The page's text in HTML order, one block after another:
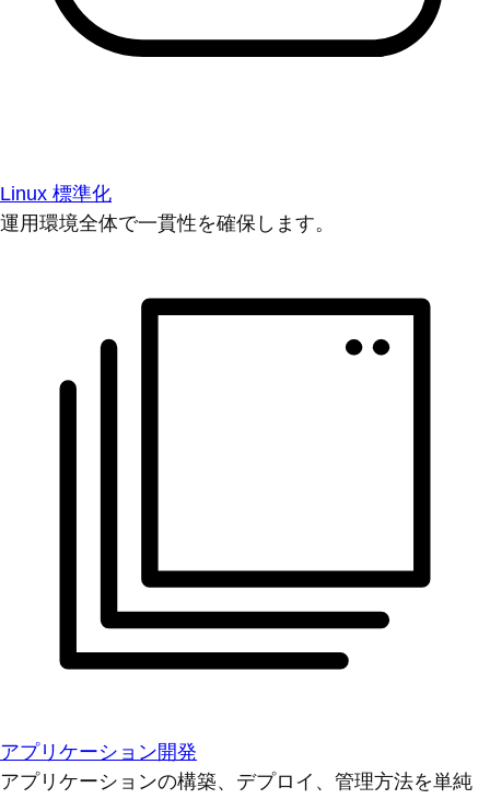
Linux 標準化
運用環境全体で一貫性を確保します。
アプリケーション開発
アプリケーションの構築、デプロイ、管理方法を単純